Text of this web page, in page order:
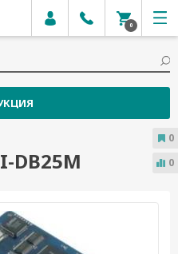
0
DB25M
0
0